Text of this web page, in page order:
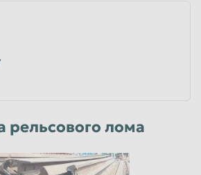
рельсового лома